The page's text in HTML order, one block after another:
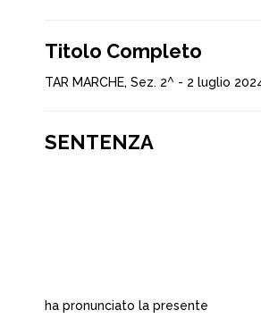
Titolo Completo
TAR MARCHE, Sez. 2^ - 2 luglio
SENTENZA
ha pronunciato la presente